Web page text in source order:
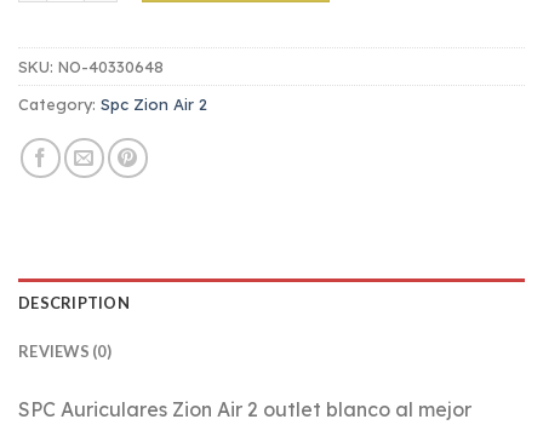
SKU: NO-40330648
Category: Spc Zion Air 2
DESCRIPTION
REVIEWS (0)
SPC Auriculares Zion Air 2 outlet blanco al mejor